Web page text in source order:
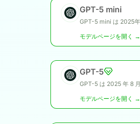
GPT-5 mini
モデルページを開く →
GPT-5
モデルページを開く →